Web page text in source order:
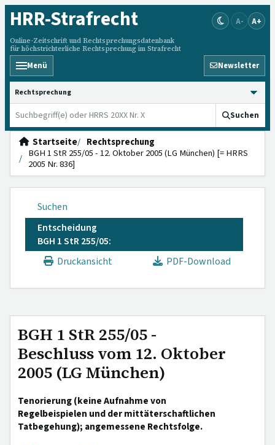
HRR-Strafrecht
Online-Zeitschrift und Rechtsprechungsdatenbank
für höchstrichterliche Rechtsprechung im Strafrecht
A- A+
Menü Newsletter
HRRS durchsuchen
Suchen
Startseite
Rechtsprechung
BGH 1 StR 255/05 - 12. Oktober 2005 (LG München) [= HRRS
2005 Nr. 836]
Suchen
Entscheidung
BGH 1 StR 255/05:
Druckansicht
PDF-Download
BGH 1 StR 255/05 -
Beschluss vom 12. Oktober
2005 (LG München)
Tenorierung (keine Aufnahme von
Regelbeispielen und der mittäterschaftlichen
Tatbegehung); angemessene Rechtsfolge.